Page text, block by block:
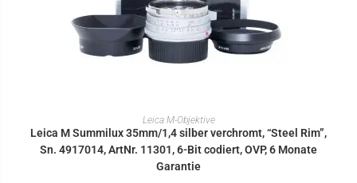
IN DEN WARENKORB
Leica M-Objektive
Leica M Summilux 35mm/1,4 silber verchromt, “Steel Rim”,
Sn. 4917014, ArtNr. 11301, 6-Bit codiert, OVP, 6 Monate
Garantie